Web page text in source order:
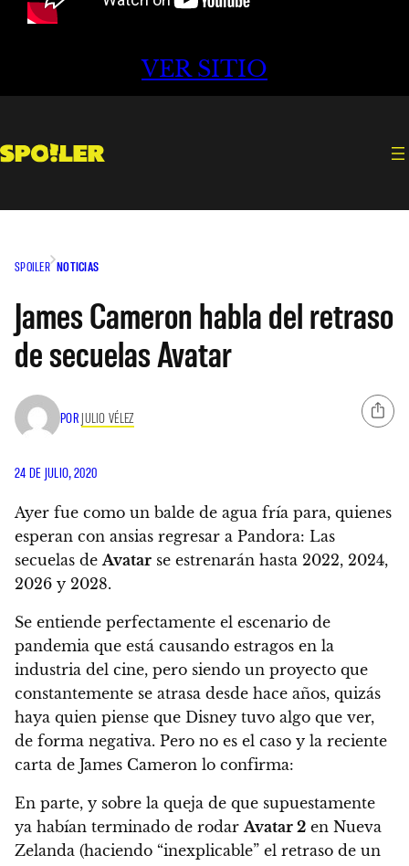
VER SITIO
SPOILER NOTICIAS
James Cameron habla del retraso
de secuelas Avatar
POR JULIO VÉLEZ
24 DE JULIO, 2020
Ayer fue como un balde de agua fría para, quienes
esperan con ansias regresar a Pandora: Las
secuelas de Avatar se estrenarán hasta 2022, 2024,
2026 y 2028.
Se entiende perfectamente el escenario de
pandemia que está causando estragos en la
industria del cine, pero siendo un proyecto que
constantemente se atrasa desde hace años, quizás
haya quien piense que Disney tuvo algo que ver,
de forma negativa. Pero no es el caso y la reciente
carta de James Cameron lo confirma:
En parte, y sobre la queja de que supuestamente
ya habían terminado de rodar Avatar 2 en Nueva
Zelanda (haciendo “inexplicable” el retraso de un